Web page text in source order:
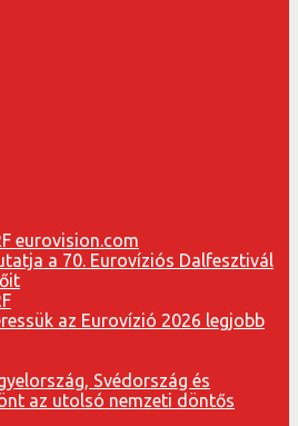
a 70. Eurovíziós Dalfesztivál
az Eurovízió 2026 legjobb
Svédország és
az utolsó nemzeti döntős